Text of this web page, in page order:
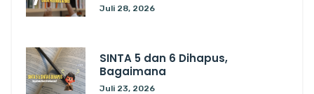
Juli 28, 2026
SINTA 5 dan 6 Dihapus,
Bagaimana
Juli 23, 2026